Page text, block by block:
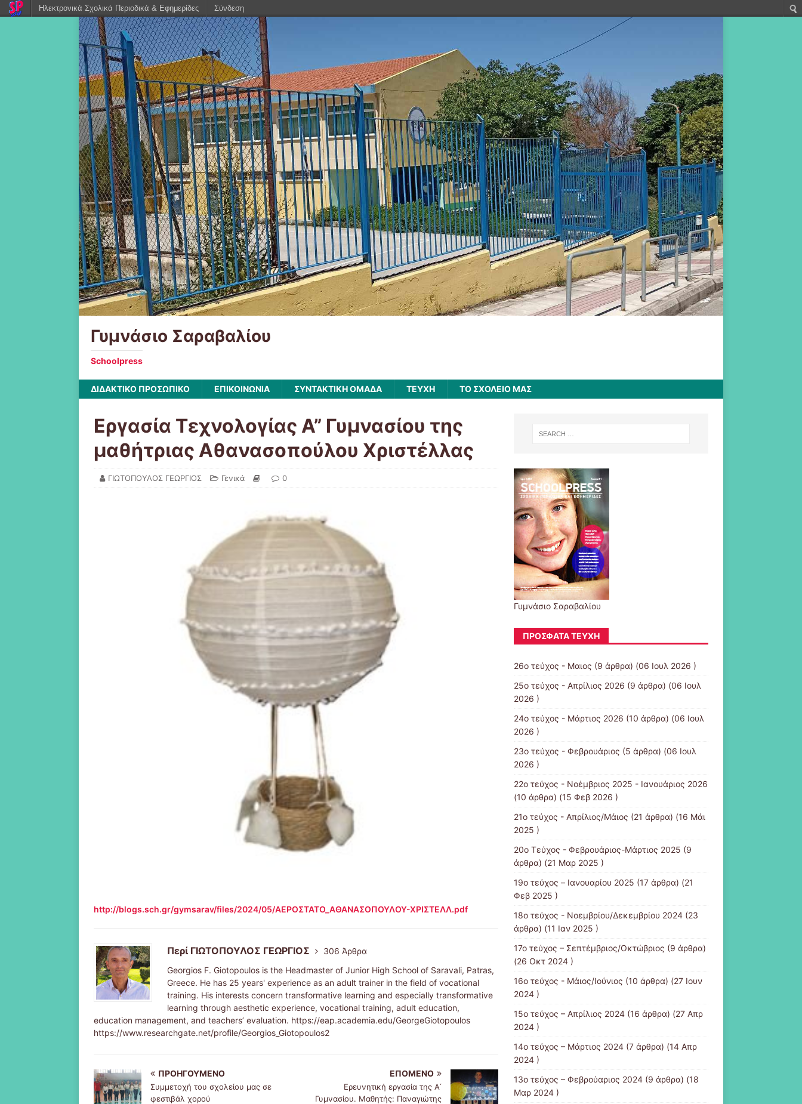
Γυμνάσιο Σαραβαλίου
Schoolpress
ΔΙΔΑΚΤΙΚΟ ΠΡΟΣΩΠΙΚΟ ΕΠΙΚΟΙΝΩΝΙΑ ΣΥΝΤΑΚΤΙΚΗ ΟΜΑΔΑ ΤΕΥΧΗ ΤΟ ΣΧΟΛΕΙΟ ΜΑΣ
Εργασία Τεχνολογίας Α” Γυμνασίου της
μαθήτριας Αθανασοπούλου Χριστέλλας
ΓΙΩΤΟΠΟΥΛΟΣ ΓΕΩΡΓΙΟΣ Γενικά 0
http://blogs.sch.gr/gymsarav/files/2024/05/ΑΕΡΟΣΤΑΤΟ_ΑΘΑΝΑΣΟΠΟΥΛΟΥ-ΧΡΙΣΤΕΛΛ.pdf
Περί ΓΙΩΤΟΠΟΥΛΟΣ ΓΕΩΡΓΙΟΣ
306 Άρθρα
Georgios F. Giotopoulos is the Headmaster of Junior High School of Saravali, Patras,
Greece. He has 25 years' experience as an adult trainer in the field of vocational
training. His interests concern transformative learning and especially transformative
learning through aesthetic experience, vocational training, adult education,
education management, and teachers’ evaluation. https://eap.academia.edu/GeorgeGiotopoulos
https://www.researchgate.net/profile/Georgios_Giotopoulos2
ΠΡΟΗΓΟΎΜΕΝΟ
Συμμετοχή του σχολείου μας σε
φεστιβάλ χορού
ΕΠΌΜΕΝΟ
Ερευνητική εργασία της Α΄
Γυμνασίου. Μαθητής: Παναγιώτης
Γυμνάσιο Σαραβαλίου
ΠΡΌΣΦΑΤΑ ΤΕΎΧΗ
26ο τεύχος - Μαιος (9 άρθρα) (06 Ιουλ 2026 )
25ο τεύχος - Απρίλιος 2026 (9 άρθρα) (06 Ιουλ
2026 )
24ο τεύχος - Μάρτιος 2026 (10 άρθρα) (06 Ιουλ
2026 )
23ο τεύχος - Φεβρουάριος (5 άρθρα) (06 Ιουλ
2026 )
22ο τεύχος - Νοέμβριος 2025 - Ιανουάριος 2026
(10 άρθρα) (15 Φεβ 2026 )
21ο τεύχος - Απρίλιος/Μάιος (21 άρθρα) (16 Μάι
2025 )
20ο Τεύχος - Φεβρουάριος-Μάρτιος 2025 (9
άρθρα) (21 Μαρ 2025 )
19ο τεύχος – Ιανουαρίου 2025 (17 άρθρα) (21
Φεβ 2025 )
18ο τεύχος - Νοεμβρίου/Δεκεμβρίου 2024(23
άρθρα) (11 Ιαν 2025 )
17ο τεύχος – Σεπτέμβριος/Οκτώβριος (9 άρθρα)
(26 Οκτ 2024 )
16ο τεύχος - Μάιος/Ιούνιος (10 άρθρα) (27 Ιουν
2024 )
15o τεύχος – Απρίλιος 2024(16 άρθρα) (27 Απρ
2024 )
14o τεύχος – Μάρτιος 2024(7 άρθρα) (14 Απρ
2024 )
13o τεύχος – Φεβρούαριος 2024(9 άρθρα) (18
Μαρ 2024 )
Ηλεκτρονικά Σχολικά Περιοδικά & Εφημερίδες Σύνδεση